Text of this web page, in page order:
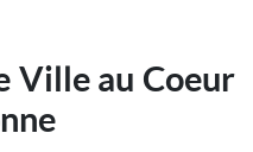
Ville au Coeur